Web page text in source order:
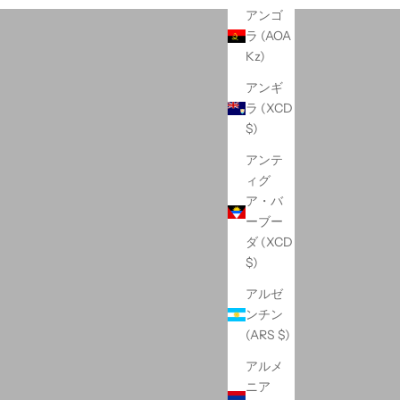
アンゴ
ラ (AOA
Kz)
アンギ
ラ (XCD
$)
アンテ
ィグ
ア・バ
ーブー
ダ (XCD
$)
アルゼ
ンチン
(ARS $)
アルメ
ニア